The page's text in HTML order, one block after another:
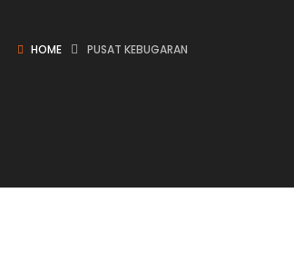
HOME PUSAT KEBUGARAN